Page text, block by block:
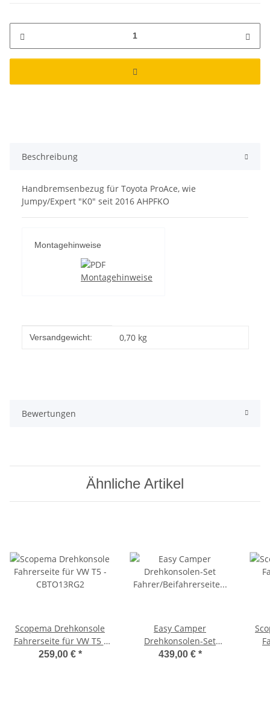
Beschreibung
Handbremsenbezug für Toyota ProAce, wie
Jumpy/Expert "K0" seit 2016 AHPFKO
Montagehinweise
Montagehinweise
Produkteigenschaft
Wert
Versandgewicht: 0,70 kg
Bewertungen
Ähnliche Artikel
Scopema Drehkonsole
Fahrerseite für VW T5 -
CBTO13RG2
259,00 € *
Easy Camper
Drehkonsolen-Set
Fahrer/Beifahrerseite
439,00 € *